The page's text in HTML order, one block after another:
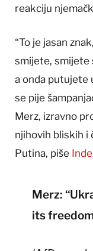
reakciju
“To je jasan
smijete, smijete
a onda putujete
se pije
Merz, izravno
njihovih bliskih i
Putina, piše
Merz:
its